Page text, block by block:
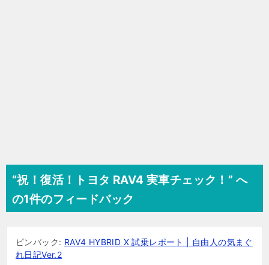
“祝！復活！トヨタ RAV4 実車チェック！” へ
の1件のフィードバック
ピンバック: RAV4 HYBRID X 試乗レポート | 自由人の気まぐ
れ日記Ver.2